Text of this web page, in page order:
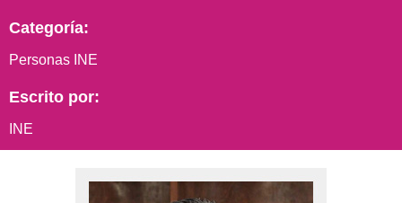
Categoría:
Personas INE
Escrito por:
INE